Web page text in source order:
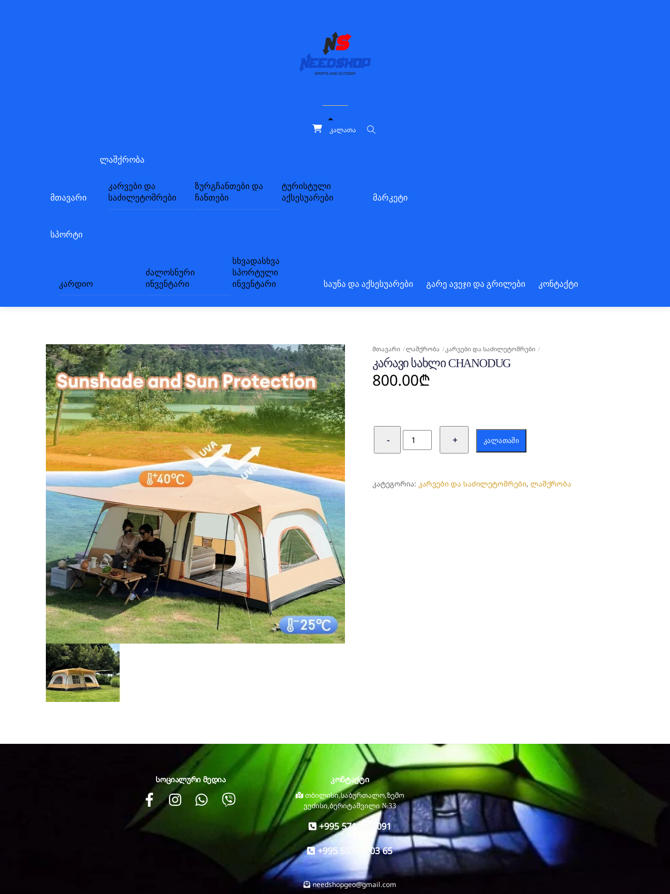
კალათა
მთავარი
ლაშქრობა
კარვები და
საძილეტომრები
ზურგჩანთები და
ჩანთები
ტურისტული
აქსესუარები
მარკეტი
სპორტი
კარდიო
ძალოსნური
ინვენტარი
სხვადასხვა
სპორტული
ინვენტარი
საუნა და აქსესუარები გარე ავეჯი და გრილები კონტაქტი
ᲛᲗᲐᲕᲐᲠᲘ ᲚᲐᲨᲥᲠᲝᲑᲐ ᲙᲐᲠᲕᲔᲑᲘ ᲓᲐ ᲡᲐᲫᲘᲚᲔᲢᲝᲛᲠᲔᲑᲘ
ᲙᲐᲠᲐᲕᲘ ᲡᲐᲮᲚᲘ CHANODUG
800.00₾
−
რაოდენობა:
კარავი
+ ᲙᲐᲚᲐᲗᲐᲨᲘ
ᲙᲐᲢᲔᲒᲝᲠᲘᲐ: კარვები და საძილეტომრები,ლაშქრობა
სოციალური მედია
Facebook instagram Whatsapp
კონტაქტი
თბილისი,საბურთალო,ზემო
ვეძისი,ბერიტაშვილი №33
+995 571 000 091
+995 557 00 03 65
needshopgeo@gmail.com